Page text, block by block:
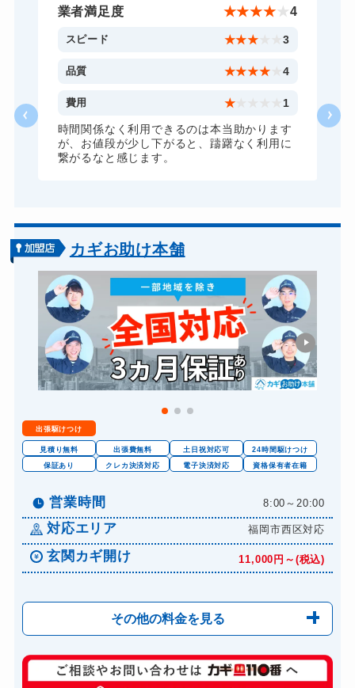
バイクカギ作成 16,500円～(税込)
スーツケースカギ開け 8,800円～(税込)
スーツケースカギ作成 8,800円～(税込)
11,000円～(税込)
金庫カギ交換 11,000円～(税込)
ドアノブカギ作成
ドアノブカギ交換
業者満足度 ★★★★ ★4
スピード ★★★ 3
品質 ★★★★ 4
費用 ★ 1
時間関係なく利用できるのは本当助かります
が、お値段が少し下がると、躊躇なく利用に
繋がるなと感じます。
カギお助け本舗
出張駆けつけ
見積り無料 出張費無料 土日祝対応可
24時間駆けつけ
保証あり
クレカ決済対応 電子決済対応 資格保有者在籍
営業時間 8:00～20:00
対応エリア 福岡市西区対応
玄関カギ開け 11,000円～(税込)
その他の料金を見る
玄関カギ修理 6,600円～(税込)